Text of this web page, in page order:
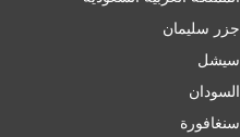
جزر سليمان
سيشل
السودان
سنغافورة